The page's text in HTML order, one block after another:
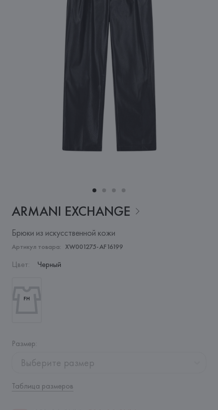
ARMANI EXCHANGE
Брюки из искусственной кожи
Артикул товара: XW001275-AF16199
Цвет: Черный
Размер:
Выберите размер
Таблица размеров